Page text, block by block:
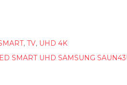
, TV, UHD 4K
SMART UHD SAMSUNG